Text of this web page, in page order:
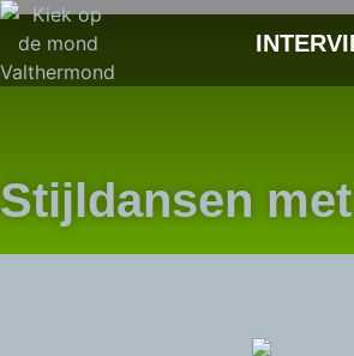
Stijldansen